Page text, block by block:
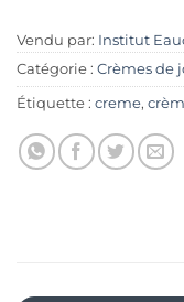
Vendu par: Institut
Catégorie : Crèmes de
Étiquette : creme,